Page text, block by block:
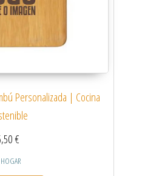
Personalizada | Cocina
€
HOGAR